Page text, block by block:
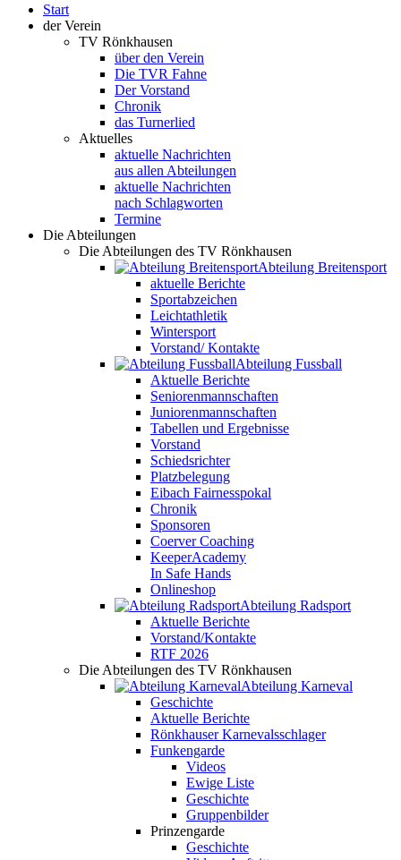
Start
der Verein
TV Rönkhausen
über den Verein
Die TVR Fahne
Der Vorstand
Chronik
das Turnerlied
Aktuelles
aktuelle Nachrichten
aus allen Abteilungen
aktuelle Nachrichten
nach Schlagworten
Termine
Die Abteilungen
Die Abteilungen des TV Rönkhausen
Abteilung Breitensport
aktuelle Berichte
Sportabzeichen
Leichtathletik
Wintersport
Vorstand/ Kontakte
Abteilung Fussball
Aktuelle Berichte
Seniorenmannschaften
Juniorenmannschaften
Tabellen und Ergebnisse
Vorstand
Schiedsrichter
Platzbelegung
Eibach Fairnesspokal
Chronik
Sponsoren
Coerver Coaching
KeeperAcademy
In Safe Hands
Onlineshop
Abteilung Radsport
Aktuelle Berichte
Vorstand/Kontakte
RTF 2026
Die Abteilungen des TV Rönkhausen
Abteilung Karneval
Geschichte
Aktuelle Berichte
Rönkhauser Karnevalsschlager
Funkengarde
Videos
Ewige Liste
Geschichte
Gruppenbilder
Prinzengarde
Geschichte